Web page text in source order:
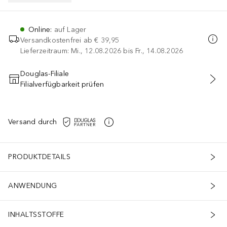
Online: auf Lager
Versandkostenfrei ab € 39,95
Lieferzeitraum: Mi., 12.08.2026 bis Fr., 14.08.2026
IN DEN WARENKORB
Douglas-Filiale
Filialverfügbarkeit prüfen
Versand durch
PRODUKTDETAILS
ANWENDUNG
INHALTSSTOFFE